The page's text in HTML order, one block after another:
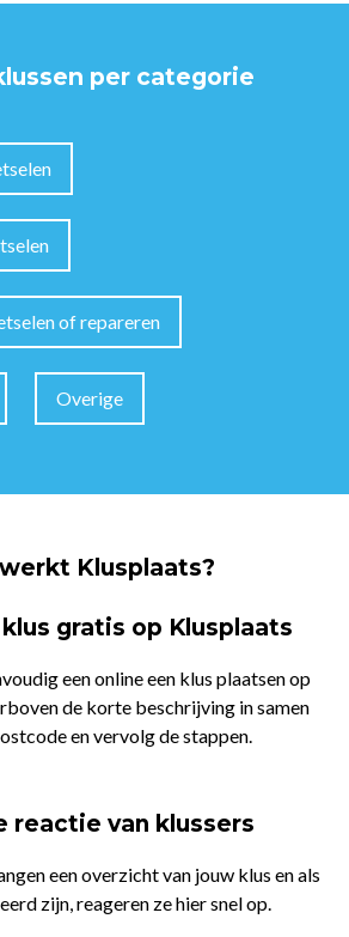
per categorie
of repareren
Overige
Klusplaats?
gratis op Klusplaats
een online een klus plaatsen op
de korte beschrijving in samen
en vervolg de stappen.
reactie van klussers
een overzicht van jouw klus en als
zijn, reageren ze hier snel op.